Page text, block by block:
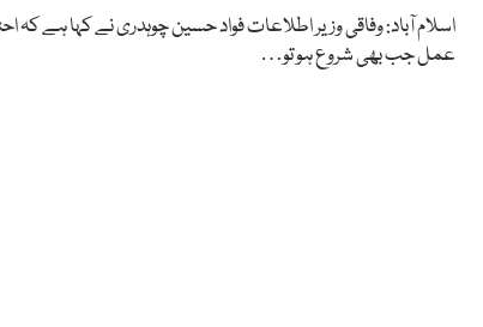
اسلام آباد: وفاقی وزیر اطلاعات فواد حسین چوہدری نے کہا ہے کہ
عمل جب بھی شروع ہو تو…